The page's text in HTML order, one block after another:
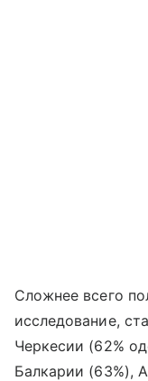
Сложнее всего
исследование,
Черкесии (62%
Балкарии (63%),